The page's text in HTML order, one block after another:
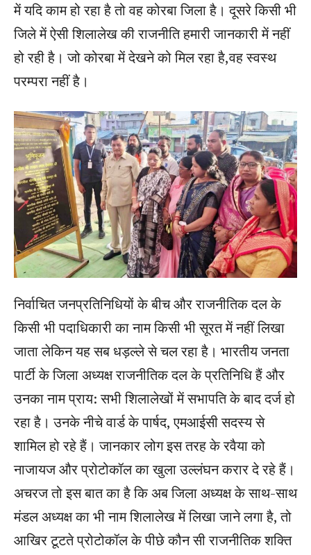
में यदि काम हो रहा है तो वह कोरबा जिला है। दूसरे किसी भी
जिले में ऐसी शिलालेख की राजनीति हमारी जानकारी में नहीं
हो रही है। जो कोरबा में देखने को मिल रहा है,वह स्वस्थ
परम्परा नहीं है।
निर्वाचित जनप्रतिनिधियों के बीच और राजनीतिक दल के
किसी भी पदाधिकारी का नाम किसी भी सूरत में नहीं लिखा
जाता लेकिन यह सब धड़ल्ले से चल रहा है। भारतीय जनता
पार्टी के जिला अध्यक्ष राजनीतिक दल के प्रतिनिधि हैं और
उनका नाम प्राय: सभी शिलालेखों में सभापति के बाद दर्ज हो
रहा है। उनके नीचे वार्ड के पार्षद, एमआईसी सदस्य से
शामिल हो रहे हैं। जानकार लोग इस तरह के रवैया को
नाजायज और प्रोटोकॉल का खुला उल्लंघन करार दे रहे हैं।
अचरज तो इस बात का है कि अब जिला अध्यक्ष के साथ-साथ
मंडल अध्यक्ष का भी नाम शिलालेख में लिखा जाने लगा है, तो
आखिर टूटते प्रोटोकॉल के पीछे कौन सी राजनीतिक शक्ति